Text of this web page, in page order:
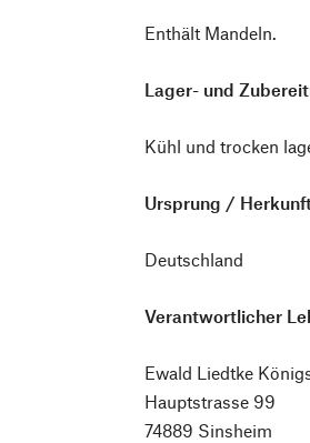
Enthält Mandeln.
Lager- und
Kühl und trocken
Ursprung /
Deutschland
Verantwortlicher
Ewald Liedtke
Hauptstrasse 99
74889 Sinsheim